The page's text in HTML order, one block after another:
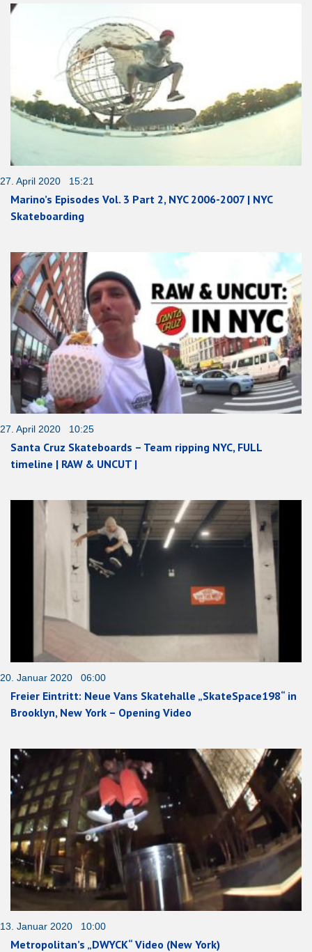
27. April 2020 15:21
Marino’s Episodes Vol. 3 Part 2, NYC 2006-2007 | NYC
Skateboarding
27. April 2020 10:25
Santa Cruz Skateboards – Team ripping NYC, FULL
timeline | RAW & UNCUT |
20. Januar 2020 06:00
Freier Eintritt: Neue Vans Skatehalle „SkateSpace198“ in
Brooklyn, New York – Opening Video
13. Januar 2020 10:00
Metropolitan’s „DWYCK“ Video (New York)